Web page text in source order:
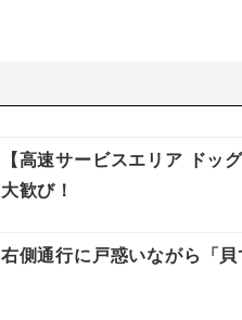
【高速サービスエリア ド
大歓び！
右側通行に戸惑いながら「